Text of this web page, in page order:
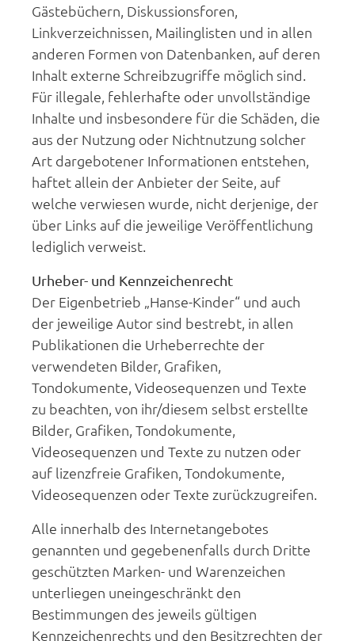
Gästebüchern, Diskussionsforen,
Linkverzeichnissen, Mailinglisten und in allen
anderen Formen von Datenbanken, auf deren
Inhalt externe Schreibzugriffe möglich sind.
Für illegale, fehlerhafte oder unvollständige
Inhalte und insbesondere für die Schäden, die
aus der Nutzung oder Nichtnutzung solcher
Art dargebotener Informationen entstehen,
haftet allein der Anbieter der Seite, auf
welche verwiesen wurde, nicht derjenige, der
über Links auf die jeweilige Veröffentlichung
lediglich verweist.
Urheber- und Kennzeichenrecht
Der Eigenbetrieb „Hanse-Kinder“ und auch
der jeweilige Autor sind bestrebt, in allen
Publikationen die Urheberrechte der
verwendeten Bilder, Grafiken,
Tondokumente, Videosequenzen und Texte
zu beachten, von ihr/diesem selbst erstellte
Bilder, Grafiken, Tondokumente,
Videosequenzen und Texte zu nutzen oder
auf lizenzfreie Grafiken, Tondokumente,
Videosequenzen oder Texte zurückzugreifen.
Alle innerhalb des Internetangebotes
genannten und gegebenenfalls durch Dritte
geschützten Marken- und Warenzeichen
unterliegen uneingeschränkt den
Bestimmungen des jeweils gültigen
Kennzeichenrechts und den Besitzrechten der